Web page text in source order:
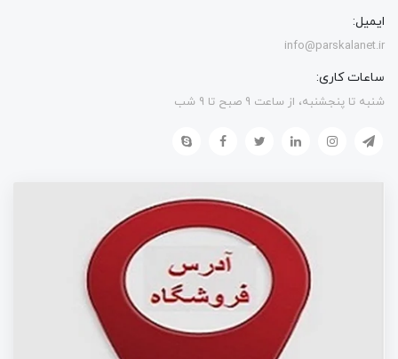
ایمیل:
info@parskalanet.ir
ساعات کاری:
شنبه تا پنجشنبه، از ساعت 9 صبح تا 9 شب